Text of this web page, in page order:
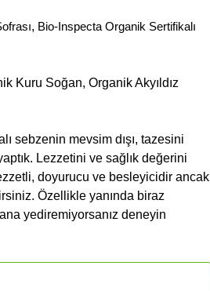
, Bio-Inspecta Organik Sertifikalı
Kuru Soğan, Organik Akyıldız
sebzenin mevsim dışı, tazesini
Lezzetini ve sağlık değerini
doyurucu ve besleyicidir ancak
Özellikle yanında biraz
yediremiyorsanız deneyin